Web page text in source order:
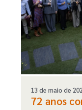
13 de maio de
72 anos